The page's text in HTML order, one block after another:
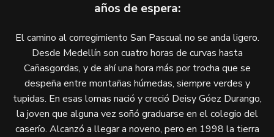
años de espera:
El camino al corregimiento San Pascual no se anda ligero.
Desde Medellín son cuatro horas de curvas hasta
Cañasgordas, y de ahí una hora más por trocha que se
despeña entre montañas húmedas, siempre verdes y
tupidas. En esas lomas nació y creció Deisy Góez Durango,
la joven que alguna vez soñó graduarse en el colegio del
caserío. Alcanzó a llegar a noveno, pero en 1998 la tierra